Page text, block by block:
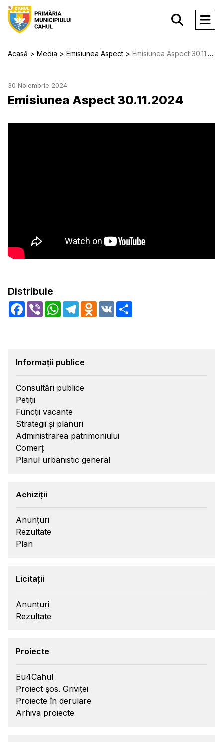
Acasă Media Emisiunea Aspect Emisiunea Aspect 30.11.2024
30 Noiembrie 2024
Emisiunea Aspect 30.11.2024
Distribuie
Facebook
Viber WhatsApp
TelegramOdnoklassniki
VK
Informații publice
Consultări publice
Petiții
Funcții vacante
Strategii și planuri
Administrarea patrimoniului
Comerț
Planul urbanistic general
Achiziții
Anunțuri
Rezultate
Plan
Licitații
Anunțuri
Rezultate
Proiecte
Eu4Cahul
Proiect șos. Griviței
Proiecte în derulare
Arhiva proiecte